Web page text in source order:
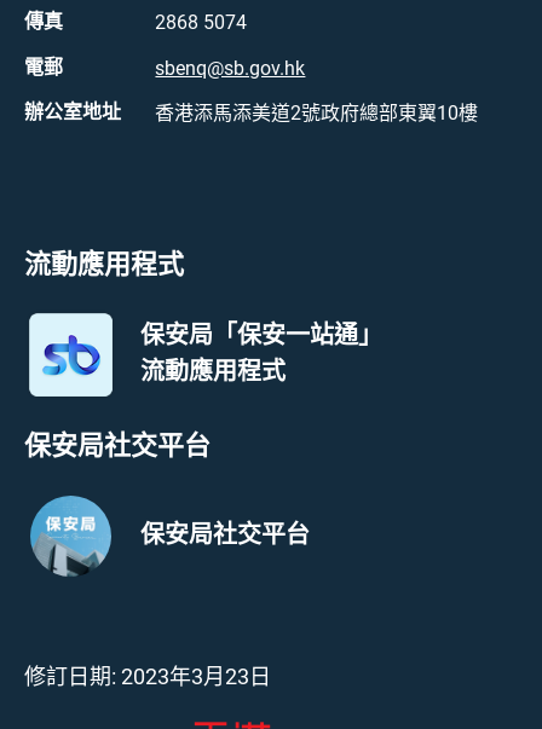
傳真 2868 5074
電郵 sbenq@sb.gov.hk
辦公室地址 香港添馬添美道2號政府總部東翼10樓
流動應用程式
保安局「保安一站通」
流動應用程式
保安局社交平台
保安局社交平台
修訂日期:2023年3月23日